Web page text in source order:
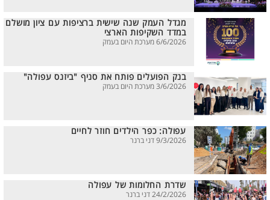
מגדל העמק שנה שישית ברציפות עם ציון מושלם
במדד השקיפות הארצי
6/6/2026 מערכת היום בעמק
בנק הפועלים פותח את סניף "ביזנס עפולה"
3/6/2026 מערכת היום בעמק
עפולה: כפר הילדים חוזר לחיים
9/3/2026 דני ברנר
שדרת החלומות של עפולה
24/2/2026 דני ברנר